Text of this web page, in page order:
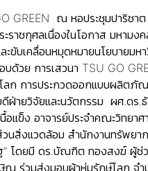
GREEN ณ หอประชุมปาริชา
าชกุศลเนื่องในโอกาส มหามง
เคลื่อนหมุดหมายนโยบายมห
บด้วย การเสวนา TSU GO
ก การประกวดออกแบบผลิตภั
ฝ่ายวิจัยและนวัตกรรม ผศ.ด
ข็ง อาจารย์ประจำคณะวิทยา
นสิ่งแวดล้อม สำนักงานทรัพยา
โดยมี ดร.บัณฑิต ทองสงฆ์ ผู้
ร่วมส่งมอบผ้าห่มรักษ์โลก จำ